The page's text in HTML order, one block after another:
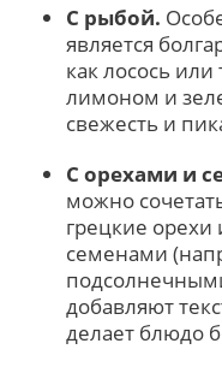
С рыбой.
является
как лосось
лимоном и
свежесть и
С орехами и
можно
грецкие
семенами
добавляют
делает блюдо